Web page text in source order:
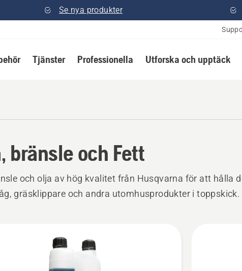
Se nya produkter
Tjänster Professionella Utforska och upptäck
bränsle och Fett
och olja av hög kvalitet från Husqvarna för att hålla
gräsklippare och andra utomhusprodukter i toppskick.